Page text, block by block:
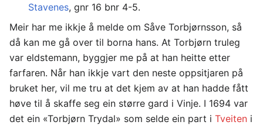
Stavenes, gnr 16 bnr 4-5.
Meir har me ikkje å melde om Såve Torbjørnsson, så
då kan me gå over til borna hans. At Torbjørn truleg
var eldstemann, byggjer me på at han heitte etter
farfaren. Når han ikkje vart den neste oppsitjaren på
bruket her, vil me tru at det kjem av at han hadde fått
høve til å skaffe seg ein større gard i Vinje. I 1694 var
det ein «Torbjørn Trydal» som selde ein part i Tveiten i